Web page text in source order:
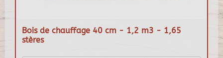
Bois de chauffage 40 cm - 1,2 m3 - 1,65
stères